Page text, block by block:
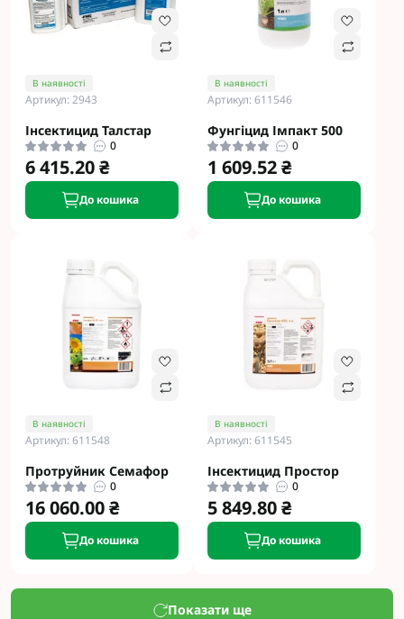
В наявності
Артикул: 2943
Інсектицид Талстар
0
6 415.20 ₴
До кошика
В наявності
Артикул: 611546
Фунгіцид Імпакт 500
0
1 609.52 ₴
До кошика
В наявності
Артикул: 611548
Протруйник Семафор
0
16 060.00 ₴
До кошика
В наявності
Артикул: 611545
Інсектицид Простор
0
5 849.80 ₴
До кошика
Показати ще